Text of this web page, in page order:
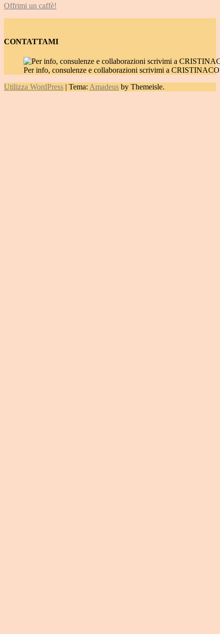
Offrimi un caffè!
CONTATTAMI
Per info, consulenze e collaborazioni scrivimi a
Utilizza WordPress | Tema: Amadeus by Themeisle.